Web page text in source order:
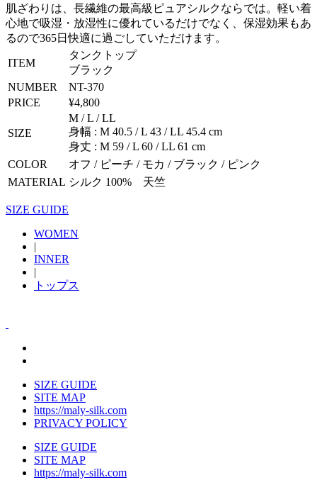
肌ざわりは、長繊維の最高級ピュアシルクならでは。軽い着
心地で吸湿・放湿性に優れているだけでなく、保湿効果もあ
るので365日快適に過ごしていただけます。
ITEM
タンクトップ
ブラック
NUMBER
NT-370
PRICE
¥4,800
SIZE
M / L / LL
身幅 : M 40.5 / L 43 / LL 45.4 cm
身丈 : M 59 / L 60 / LL 61 cm
COLOR
オフ / ピーチ / モカ / ブラック / ピンク
MATERIAL シルク 100% 天竺
SIZE GUIDE
WOMEN
|
INNER
|
トップス
SIZE GUIDE
SITE MAP
https://maly-silk.com
PRIVACY POLICY
SIZE GUIDE
SITE MAP
https://maly-silk.com